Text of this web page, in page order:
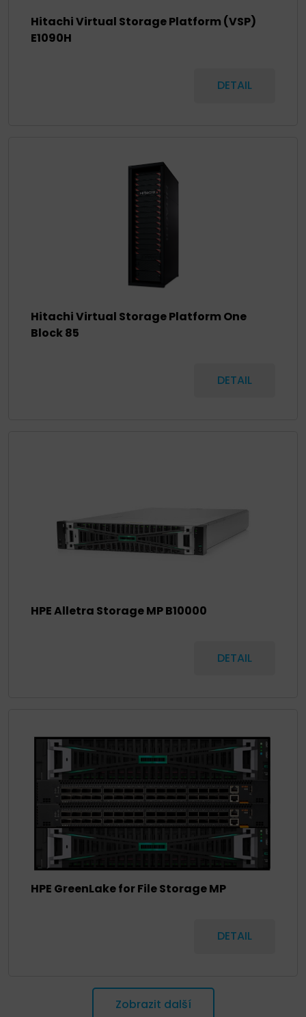
Hitachi Virtual Storage Platform (VSP)
E1090H
DETAIL
Hitachi Virtual Storage Platform One
Block 85
DETAIL
HPE Alletra Storage MP B10000
DETAIL
HPE GreenLake for File Storage MP
DETAIL
Zobrazit další